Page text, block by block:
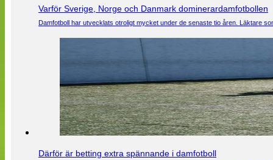
Varför Sverige, Norge och Danmark dominerardamfotbollen
Damfotboll har utvecklats otroligt mycket under de senaste tio åren. Läktare
Därför är betting extra spännande i damfotboll